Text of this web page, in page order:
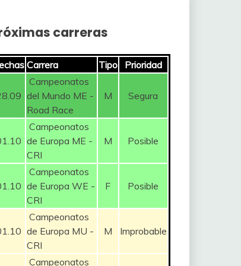
carreras
Carrera Tipo Prioridad
Campeonatos
del Mundo ME -
Road Race
M Segura
Campeonatos
de Europa ME -
CRI
M Posible
Campeonatos
de Europa WE -
CRI
F Posible
Campeonatos
de Europa MU -
CRI
M Improbable
Campeonatos